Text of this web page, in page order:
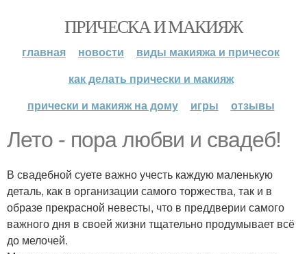
ПРИЧЕСКА И МАКИЯЖ
главная новости
виды макияжа и причесок
как делать прически и макияж
прически и макияж на дому
игры отзывы
Лето - пора любви и свадеб!
В свадебной суете важно учесть каждую маленькую
деталь, как в организации самого торжества, так и в
образе прекрасной невесты, что в преддверии самого
важного дня в своей жизни тщательно продумывает всё
до мелочей.